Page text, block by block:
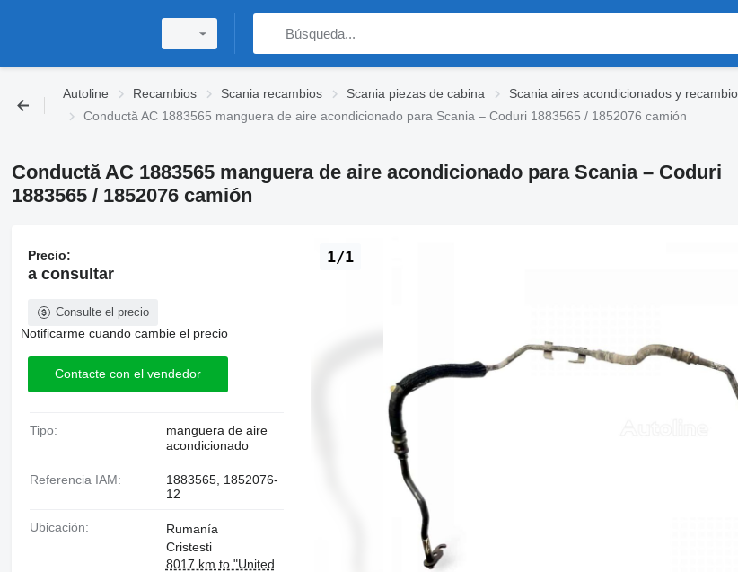
Autoline Recambios Scania recambios Scania piezas de cabina Scania aires acondicionados y
Conductă AC 1883565 manguera de aire acondicionado para Scania – Coduri 1883565 / 1852076 camión
Conductă AC 1883565 manguera de aire acondicionado para Scania – Coduri
1883565 / 1852076 camión
1/1
Precio:
a consultar
Consulte el precio
Notificarme cuando cambie el precio
Contacte con el vendedor
Tipo:
manguera de aire
acondicionado
Referencia IAM:
1883565, 1852076-
12
Ubicación:
Rumanía
Cristesti
8017 km to "United